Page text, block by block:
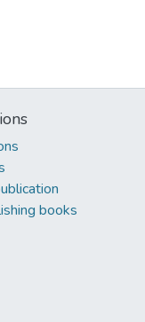
books